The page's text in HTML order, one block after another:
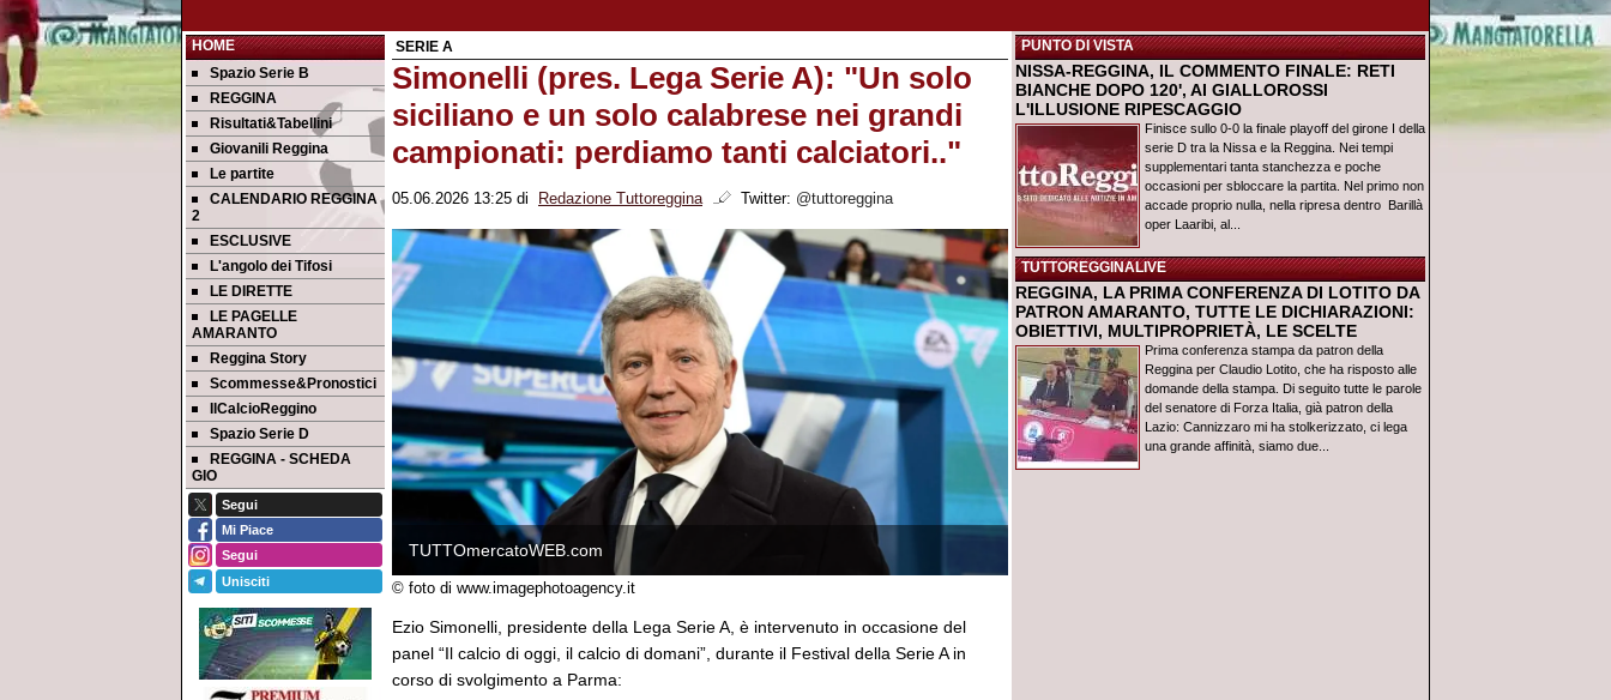
HOME
Spazio Serie B
REGGINA
Risultati&Tabellini
Giovanili Reggina
Le partite
CALENDARIO REGGINA
2
ESCLUSIVE
L'angolo dei Tifosi
LE DIRETTE
LE PAGELLE
AMARANTO
Reggina Story
Scommesse&Pronostici
IlCalcioReggino
Spazio Serie D
REGGINA - SCHEDA
GIO
Segui
Mi Piace
Segui
Unisciti
SERIE A
Simonelli (pres. Lega Serie A): "Un solo
siciliano e un solo calabrese nei grandi
campionati: perdiamo tanti calciatori.."
05.06.2026 13:25 di Redazione Tuttoreggina Twitter: @tuttoreggina
TUTTOmercatoWEB.com
© foto di www.imagephotoagency.it
Ezio Simonelli, presidente della Lega Serie A, è intervenuto in occasione del
panel “Il calcio di oggi, il calcio di domani”, durante il Festival della Serie A in
corso di svolgimento a Parma:
PUNTO DI VISTA
NISSA-REGGINA, IL COMMENTO FINALE: RETI
BIANCHE DOPO 120', AI GIALLOROSSI
L'ILLUSIONE RIPESCAGGIO
Finisce sullo 0-0 la finale playoff del girone I della
serie D tra la Nissa e la Reggina. Nei tempi
supplementari tanta stanchezza e poche
occasioni per sbloccare la partita. Nel primo non
accade proprio nulla, nella ripresa dentro Barillà
oper Laaribi, al...
TUTTOREGGINALIVE
REGGINA, LA PRIMA CONFERENZA DI LOTITO DA
PATRON AMARANTO, TUTTE LE DICHIARAZIONI:
OBIETTIVI, MULTIPROPRIETÀ, LE SCELTE
Prima conferenza stampa da patron della
Reggina per Claudio Lotito, che ha risposto alle
domande della stampa. Di seguito tutte le parole
del senatore di Forza Italia, già patron della
Lazio: Cannizzaro mi ha stolkerizzato, ci lega
una grande affinità, siamo due...